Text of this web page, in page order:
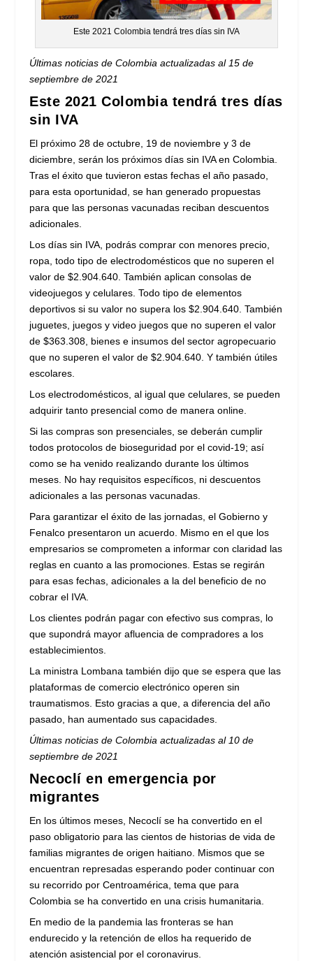
Este 2021 Colombia tendrá tres días sin IVA
Últimas noticias de Colombia actualizadas al 15 de
septiembre de 2021
Este 2021 Colombia tendrá tres días
sin IVA
El próximo 28 de octubre, 19 de noviembre y 3 de
diciembre, serán los próximos días sin IVA en Colombia.
Tras el éxito que tuvieron estas fechas el año pasado,
para esta oportunidad, se han generado propuestas
para que las personas vacunadas reciban descuentos
adicionales.
Los días sin IVA, podrás comprar con menores precio,
ropa, todo tipo de electrodomésticos que no superen el
valor de $2.904.640. También aplican consolas de
videojuegos y celulares. Todo tipo de elementos
deportivos si su valor no supera los $2.904.640. También
juguetes, juegos y video juegos que no superen el valor
de $363.308, bienes e insumos del sector agropecuario
que no superen el valor de $2.904.640. Y también útiles
escolares.
Los electrodomésticos, al igual que celulares, se pueden
adquirir tanto presencial como de manera online.
Si las compras son presenciales, se deberán cumplir
todos protocolos de bioseguridad por el covid-19; así
como se ha venido realizando durante los últimos
meses. No hay requisitos específicos, ni descuentos
adicionales a las personas vacunadas.
Para garantizar el éxito de las jornadas, el Gobierno y
Fenalco presentaron un acuerdo. Mismo en el que los
empresarios se comprometen a informar con claridad las
reglas en cuanto a las promociones. Estas se regirán
para esas fechas, adicionales a la del beneficio de no
cobrar el IVA.
Los clientes podrán pagar con efectivo sus compras, lo
que supondrá mayor afluencia de compradores a los
establecimientos.
La ministra Lombana también dijo que se espera que las
plataformas de comercio electrónico operen sin
traumatismos. Esto gracias a que, a diferencia del año
pasado, han aumentado sus capacidades.
Últimas noticias de Colombia actualizadas al 10 de
septiembre de 2021
Necoclí en emergencia por
migrantes
En los últimos meses, Necoclí se ha convertido en el
paso obligatorio para las cientos de historias de vida de
familias migrantes de origen haitiano. Mismos que se
encuentran represadas esperando poder continuar con
su recorrido por Centroamérica, tema que para
Colombia se ha convertido en una crisis humanitaria.
En medio de la pandemia las fronteras se han
endurecido y la retención de ellos ha requerido de
atención asistencial por el coronavirus.